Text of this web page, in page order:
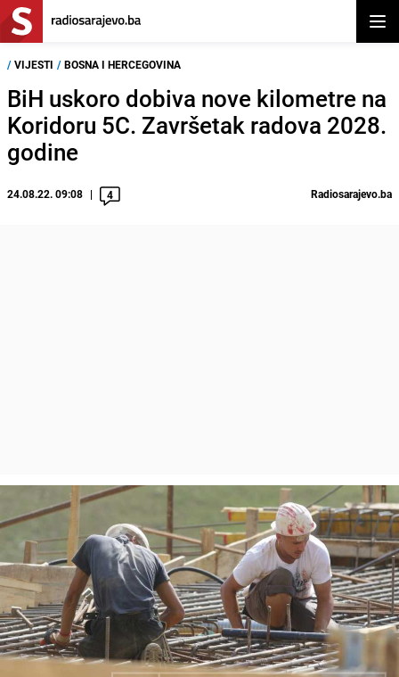
/ VIJESTI / BOSNA I HERCEGOVINA
BiH uskoro dobiva nove kilometre na
Koridoru 5C. Završetak radova 2028.
godine
24.08.22. 09:08 4 Radiosarajevo.ba